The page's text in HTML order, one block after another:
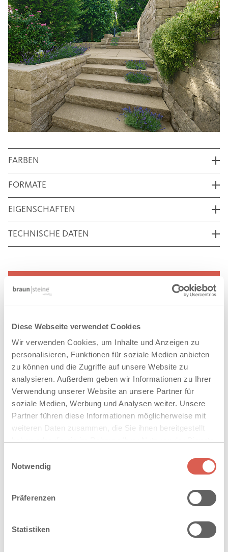
Diese Webseite verwendet Cookies
Wir verwenden Cookies, um Inhalte und Anzeigen zu
personalisieren, Funktionen für soziale Medien anbieten
zu können und die Zugriffe auf unsere Website zu
analysieren. Außerdem geben wir Informationen zu Ihrer
Verwendung unserer Website an unsere Partner für
soziale Medien, Werbung und Analysen weiter. Unsere
Partner führen diese Informationen möglicherweise mit
weiteren Daten zusammen, die Sie ihnen bereitgestellt
Cookies, wenn Sie unsere Webseite weiterhin nutzen.
Notwendig
Präferenzen
Statistiken
FARBEN
FORMATE
EIGENSCHAFTEN
TECHNISCHE DATEN
AUF DIE MERKLISTE
VERWANDTE PRODUKTE
SANTURO
LANDHAUS-STUFEN